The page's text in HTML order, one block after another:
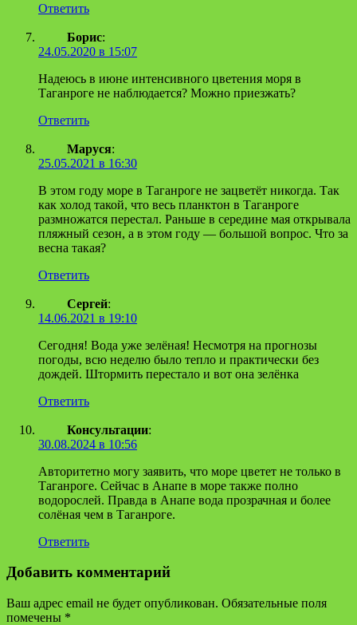
Ответить
Борис:
24.05.2020 в 15:07
Надеюсь в июне интенсивного цветения моря в
Таганроге не наблюдается? Можно приезжать?
Ответить
Маруся:
25.05.2021 в 16:30
В этом году море в Таганроге не зацветёт никогда. Так
как холод такой, что весь планктон в Таганроге
размножатся перестал. Раньше в середине мая открывала
пляжный сезон, а в этом году — большой вопрос. Что за
весна такая?
Ответить
Сергей:
14.06.2021 в 19:10
Сегодня! Вода уже зелёная! Несмотря на прогнозы
погоды, всю неделю было тепло и практически без
дождей. Штормить перестало и вот она зелёнка
Ответить
Консультации:
30.08.2024 в 10:56
Авторитетно могу заявить, что море цветет не только в
Таганроге. Сейчас в Анапе в море также полно
водорослей. Правда в Анапе вода прозрачная и более
солёная чем в Таганроге.
Ответить
Добавить комментарий
Ваш адрес email не будет опубликован. Обязательные поля
помечены *